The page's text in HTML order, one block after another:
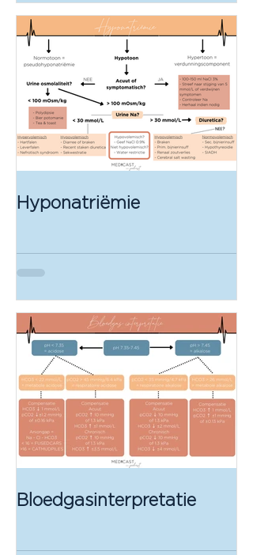
Hyponatriëmie
Bloedgasinterpretatie